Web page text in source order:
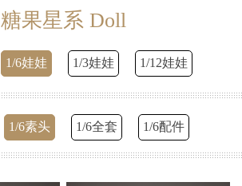
糖果星系 Doll
1/6娃娃 1/3娃娃 1/12娃娃
1/6素头 1/6全套 1/6配件